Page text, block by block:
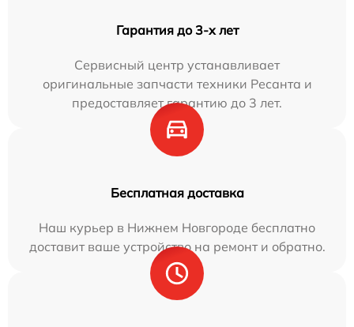
Гарантия до 3-х лет
Сервисный центр устанавливает
оригинальные запчасти техники Ресанта и
предоставляет гарантию до 3 лет.
Бесплатная доставка
Наш курьер в Нижнем Новгороде бесплатно
доставит ваше устройство на ремонт и обратно.